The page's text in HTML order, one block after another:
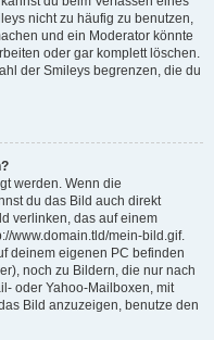
nicht zu häufig zu benutzen,
und ein Moderator könnte
oder gar komplett löschen.
der Smileys begrenzen, die du
werden. Wenn die
du das Bild auch direkt
verlinken, das auf einem
www.domain.tld/mein-bild.gif.
deinem eigenen PC befinden
noch zu Bildern, die nur nach
oder Yahoo-Mailboxen, mit
Bild anzuzeigen, benutze den